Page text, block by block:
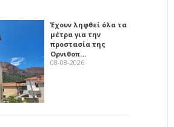
Έχουν ληφθεί όλα τα
μέτρα για την
προστασία της
Ορνιθοπ…
08-08-2026